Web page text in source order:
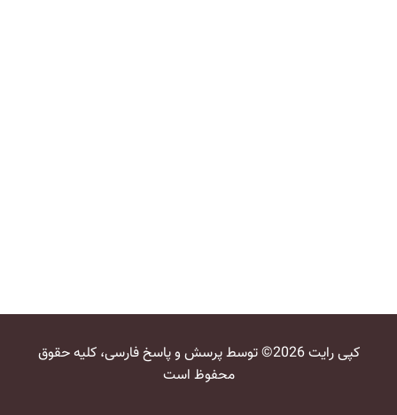
کپی رایت 2026© توسط پرسش و پاسخ فارسی، کلیه حقوق
محفوظ است